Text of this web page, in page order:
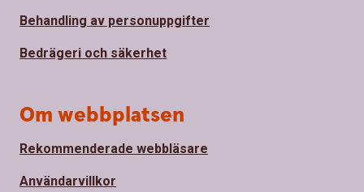
Behandling av personuppgifter
Bedrägeri och säkerhet
Om webbplatsen
Rekommenderade webbläsare
Användarvillkor